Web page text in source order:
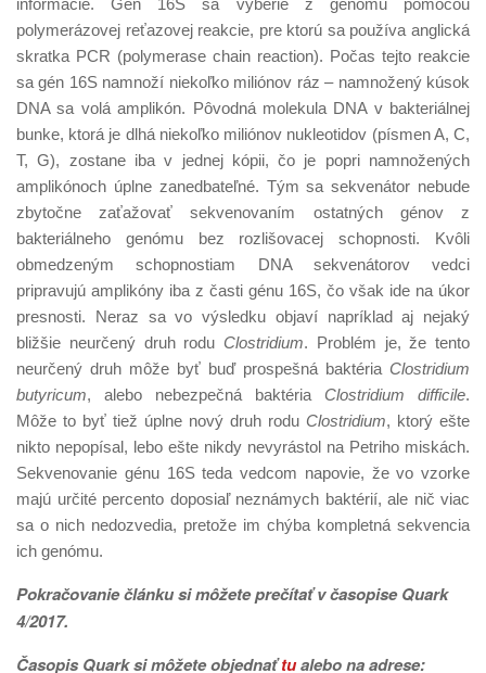
informácie. Gén 16S sa vyberie z genómu pomocou
polymerázovej reťazovej reakcie, pre ktorú sa používa anglická
skratka PCR (polymerase chain reaction). Počas tejto reakcie
sa gén 16S namnoží niekoľko miliónov ráz – namnožený kúsok
DNA sa volá amplikón. Pôvodná molekula DNA v bakteriálnej
bunke, ktorá je dlhá niekoľko miliónov nukleotidov (písmen A, C,
T, G), zostane iba v jednej kópii, čo je popri namnožených
amplikónoch úplne zanedbateľné. Tým sa sekvenátor nebude
zbytočne zaťažovať sekvenovaním ostatných génov z
bakteriálneho genómu bez rozlišovacej schopnosti. Kvôli
obmedzeným schopnostiam DNA sekvenátorov vedci
pripravujú amplikóny iba z časti génu 16S, čo však ide na úkor
presnosti. Neraz sa vo výsledku objaví napríklad aj nejaký
bližšie neurčený druh rodu Clostridium. Problém je, že tento
neurčený druh môže byť buď prospešná baktéria Clostridium
butyricum, alebo nebezpečná baktéria Clostridium difficile.
Môže to byť tiež úplne nový druh rodu Clostridium, ktorý ešte
nikto nepopísal, lebo ešte nikdy nevyrástol na Petriho miskách.
Sekvenovanie génu 16S teda vedcom napovie, že vo vzorke
majú určité percento doposiaľ neznámych baktérií, ale nič viac
sa o nich nedozvedia, pretože im chýba kompletná sekvencia
ich genómu.
Pokračovanie článku si môžete prečítať v časopise Quark
4/2017.
Časopis Quark si môžete objednaťtualebo na adrese: